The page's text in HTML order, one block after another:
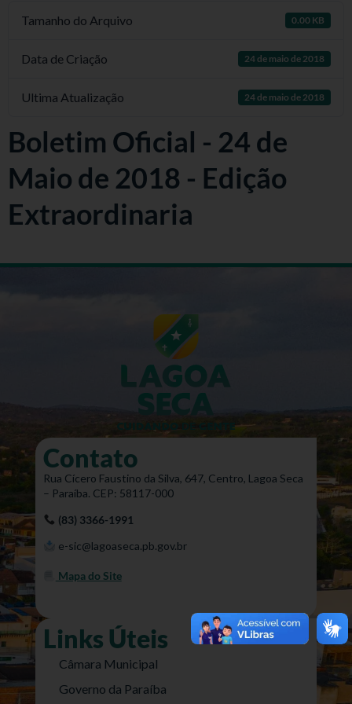
Tamanho do Arquivo 0.00 KB
Data de Criação 24 de maio de 2018
Ultima Atualização 24 de maio de 2018
Boletim Oficial - 24 de
Maio de 2018 - Edição
Extraordinaria
Contato
Rua Cícero Faustino da Silva, 647, Centro, Lagoa Seca
– Paraíba. CEP: 58117-000
(83) 3366-1991
e-sic@lagoaseca.pb.gov.br
Mapa do Site
Links Úteis
Câmara Municipal
Governo da Paraíba